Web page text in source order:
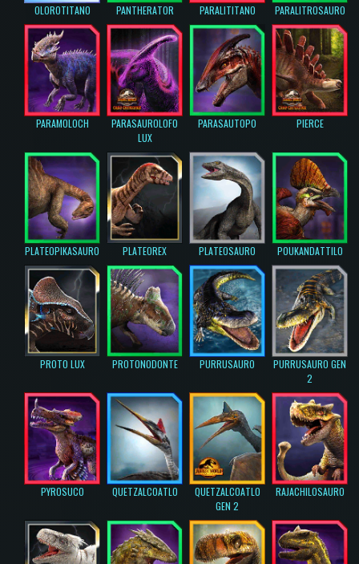
OLOROTITANO PANTHERATOR PARALITITANO PARALITROSAURO
PARAMOLOCH
PARASAUROLOFO
LUX
PARASAUTOPO PIERCE
PLATEOPIKASAURO PLATEOREX PLATEOSAURO POUKANDATTILO
PROTO LUX PROTONODONTE PURRUSAURO
PURRUSAURO GEN
2
PYROSUCO QUETZALCOATLO
QUETZALCOATLO
GEN 2
RAJACHILOSAURO